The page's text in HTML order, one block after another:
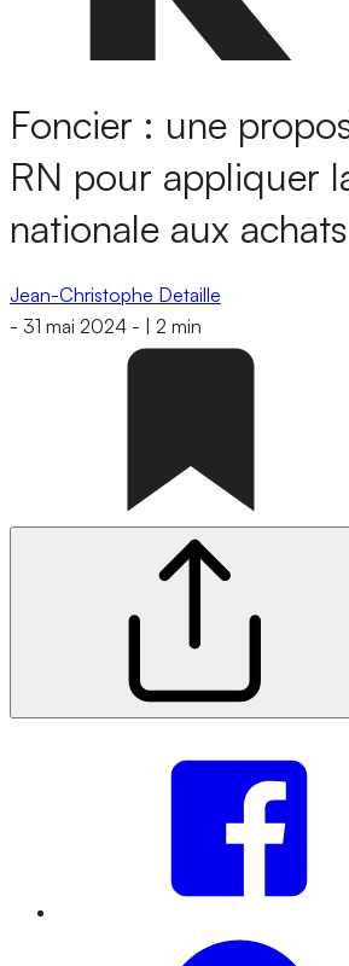
Foncier : une
RN pour appliquer
nationale aux
Jean-Christophe Detaille
- 31 mai 2024 - 2 min